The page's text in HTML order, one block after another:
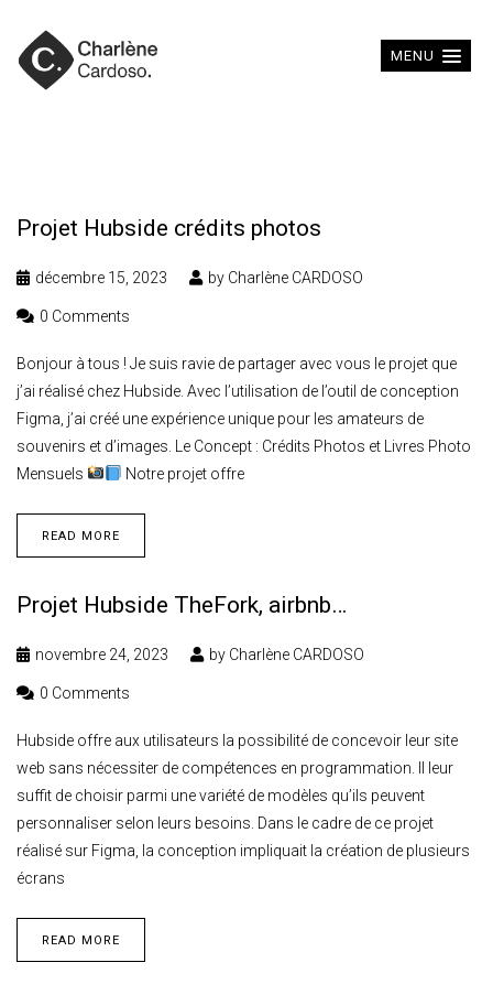
MENU
Projet Hubside crédits photos
décembre 15, 2023 by Charlène CARDOSO
0 Comments
Bonjour à tous ! Je suis ravie de partager avec vous le projet que
j’ai réalisé chez Hubside. Avec l’utilisation de l’outil de conception
Figma, j’ai créé une expérience unique pour les amateurs de
souvenirs et d’images. Le Concept : Crédits Photos et Livres Photo
Mensuels
Notre projet offre
READ MORE
Projet Hubside TheFork, airbnb…
novembre 24, 2023 by Charlène CARDOSO
0 Comments
Hubside offre aux utilisateurs la possibilité de concevoir leur site
web sans nécessiter de compétences en programmation. Il leur
suffit de choisir parmi une variété de modèles qu’ils peuvent
personnaliser selon leurs besoins. Dans le cadre de ce projet
réalisé sur Figma, la conception impliquait la création de plusieurs
écrans
READ MORE